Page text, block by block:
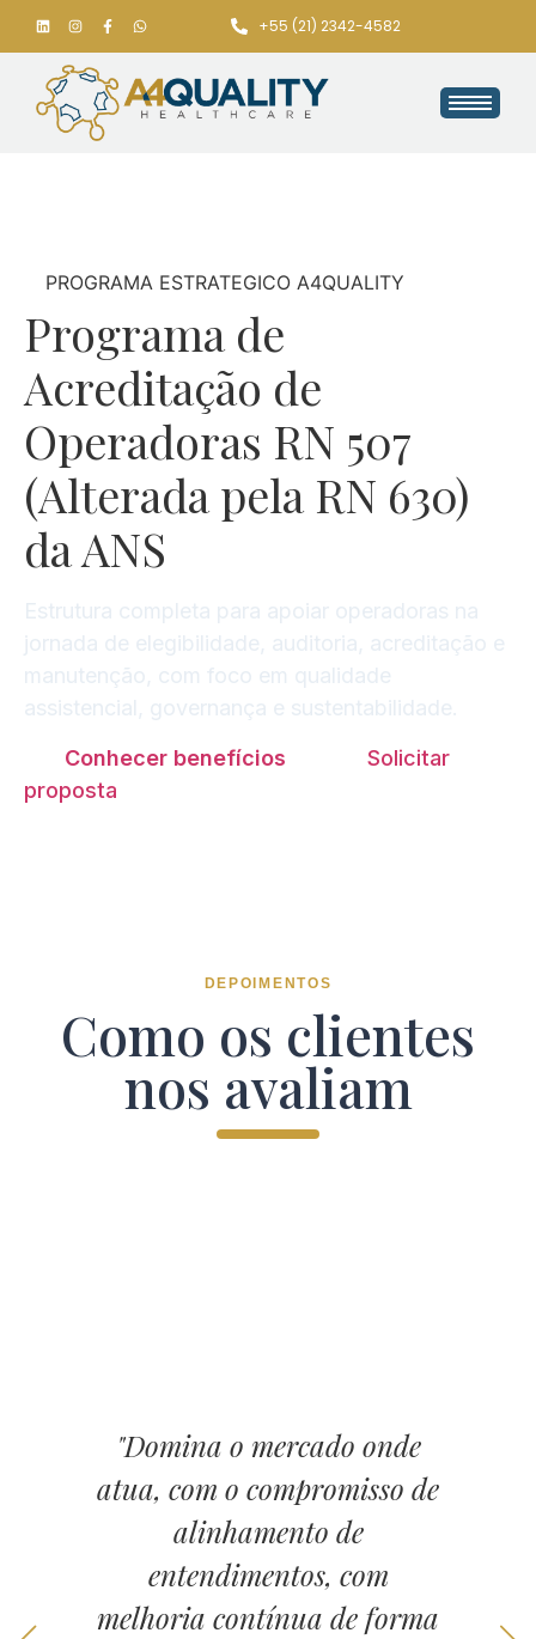
+55 (21) 2342-4582
PROGRAMA ESTRATEGICO A4QUALITY
Programa de
Acreditação de
Operadoras RN 507
(Alterada pela RN 630)
da ANS
Estrutura completa para apoiar operadoras na
jornada de elegibilidade, auditoria, acreditação e
manutenção, com foco em qualidade
assistencial, governança e sustentabilidade.
Conhecer benefícios
Solicitar
proposta
DEPOIMENTOS
Como os clientes
nos avaliam
"Domina o mercado onde
atua, com o compromisso de
alinhamento de
entendimentos, com
melhoria contínua de forma